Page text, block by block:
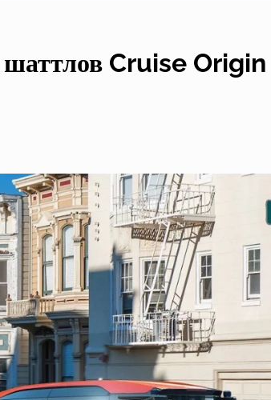
Cruise Origin